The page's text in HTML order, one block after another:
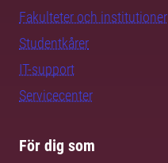
Fakulteter och institutioner
Studentkårer
IT-support
Servicecenter
För dig som